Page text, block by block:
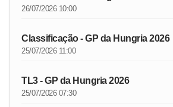
26/07/2026 10:00
Classificação - GP da Hungria 2026
25/07/2026 11:00
TL3 - GP da Hungria 2026
25/07/2026 07:30